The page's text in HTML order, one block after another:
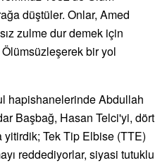
düştüler. Onlar, Amed
zulme dur demek için
Ölümsüzleşerek bir yol
hapishanelerinde Abdullah
Başbağ, Hasan Telci'yi, dört
yitirdik; Tek Tip Elbise (TTE)
reddediyorlar, siyasi tutuklu